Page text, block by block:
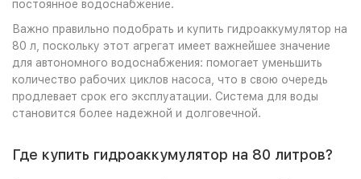
постоянное водоснабжение.
Важно правильно подобрать и купить гидроаккумулятор на
80 л, поскольку этот агрегат имеет важнейшее значение
для автономного водоснабжения: помогает уменьшить
количество рабочих циклов насоса, что в свою очередь
продлевает срок его эксплуатации. Система для воды
становится более надежной и долговечной.
Где купить гидроаккумулятор на 80 литров?